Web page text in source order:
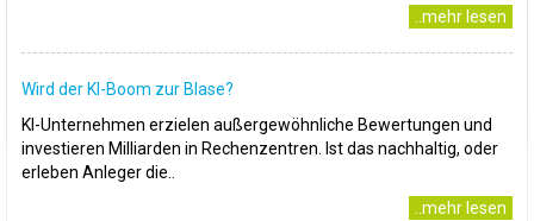
..mehr lesen
Wird der KI-Boom zur Blase?
KI-Unternehmen erzielen außergewöhnliche Bewertungen und
investieren Milliarden in Rechenzentren. Ist das nachhaltig, oder
erleben Anleger die..
..mehr lesen